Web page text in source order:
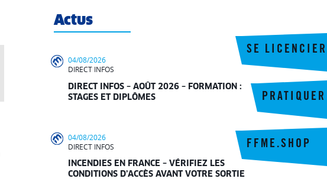
SE LICENCIER
FFME.SHOP
PRATIQUER
Actus
04/08/2026
DIRECT INFOS
DIRECT INFOS – AOÛT 2026 – FORMATION :
STAGES ET DIPLÔMES
04/08/2026
DIRECT INFOS
INCENDIES EN FRANCE – VÉRIFIEZ LES
CONDITIONS D’ACCÈS AVANT VOTRE SORTIE